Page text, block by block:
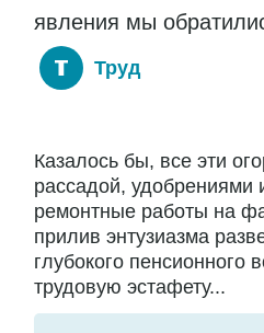
явления мы
Труд
Казалось бы, все эти
рассадой, удобрениями
ремонтные работы на
прилив энтузиазма
глубокого пенсионного
трудовую эстафету...